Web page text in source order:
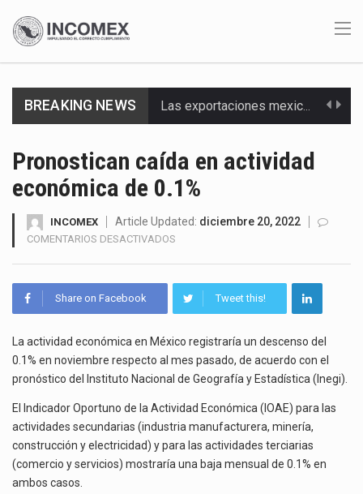
BREAKING NEWS Las exportaciones mexicanas de vehículos ligeros disminuyeron 9.67 % en julio a tasa anual, alcanzando…
Solo el 17.8 % de las empresas en México se considera totalmente preparada para la…
Los créditos fiscales determinados a empresas IMMEX rara vez nacen de una interpretación equivocada de…
La inversión fija bruta en México registró un aumento de 1.1% interanual en mayo de…
El gobierno de Estados Unidos anunciará un arancel del 15 % sobre los productos fabricados…
El Departamento de Agricultura de Estados Unidos (USDA) suspendió el 5 de agosto de 2026…
Pronostican caída en actividad
económica de 0.1%
INCOMEX Article Updated: diciembre 20, 2022
COMENTARIOS DESACTIVADOS
ACTIVIDAD
DE
0.1%
Share on Facebook Tweet this!
La actividad económica en México registraría un descenso del
0.1% en noviembre respecto al mes pasado, de acuerdo con el
pronóstico del Instituto Nacional de Geografía y Estadística (Inegi).
El Indicador Oportuno de la Actividad Económica (IOAE) para las
actividades secundarias (industria manufacturera, minería,
construcción y electricidad) y para las actividades terciarias
(comercio y servicios) mostraría una baja mensual de 0.1% en
ambos casos.